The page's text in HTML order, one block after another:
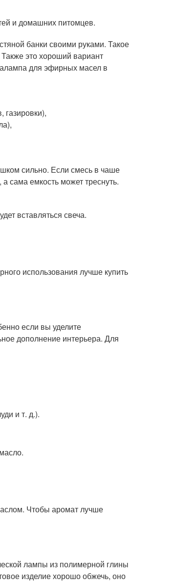
и домашних питомцев.
банки своими руками. Такое
это хороший вариант
для эфирных масел в
газировки),
сильно. Если смесь в чаше
сама емкость может треснуть.
вставляться свеча.
использования лучше купить
если вы уделите
дополнение интерьера. Для
и т. д.).
Чтобы аромат лучше
лампы из полимерной глины
изделие хорошо обжечь, оно